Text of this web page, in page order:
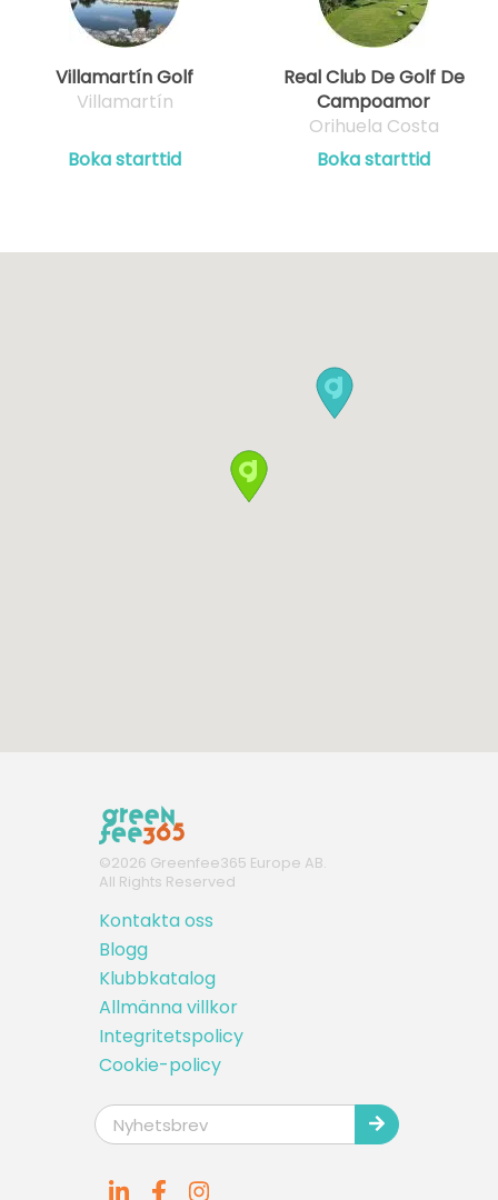
Villamartín Golf
Villamartín
Boka starttid
Real Club De Golf De
Campoamor
Orihuela Costa
Boka starttid
©2026 Greenfee365 Europe AB.
All Rights Reserved
Kontakta oss
Blogg
Klubbkatalog
Allmänna villkor
Integritetspolicy
Cookie-policy